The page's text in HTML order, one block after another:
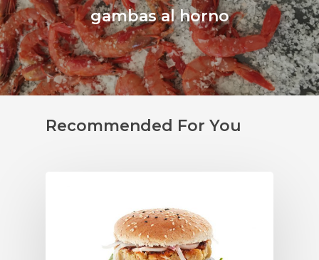
gambas al horno
Recommended For You